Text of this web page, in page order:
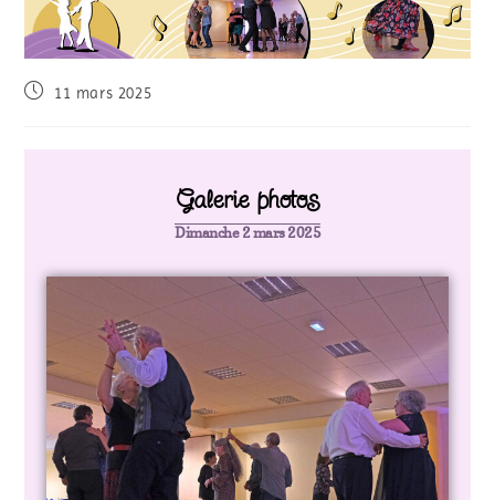
11 mars 2025
Galerie photos
Dimanche 2 mars 2025